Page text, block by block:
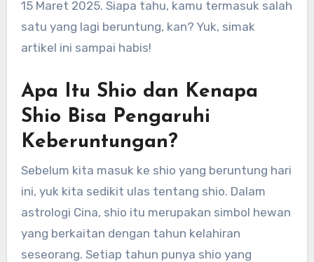
15 Maret 2025. Siapa tahu, kamu termasuk salah
satu yang lagi beruntung, kan? Yuk, simak
artikel ini sampai habis!
Apa Itu Shio dan Kenapa
Shio Bisa Pengaruhi
Keberuntungan?
Sebelum kita masuk ke shio yang beruntung hari
ini, yuk kita sedikit ulas tentang shio. Dalam
astrologi Cina, shio itu merupakan simbol hewan
yang berkaitan dengan tahun kelahiran
seseorang. Setiap tahun punya shio yang